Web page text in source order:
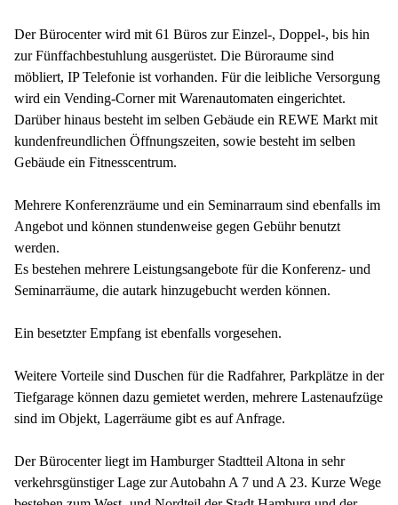
Der Bürocenter wird mit 61 Büros zur Einzel-, Doppel-, bis hin
zur Fünffachbestuhlung ausgerüstet. Die Büroraume sind
möbliert, IP Telefonie ist vorhanden. Für die leibliche Versorgung
wird ein Vending-Corner mit Warenautomaten eingerichtet.
Darüber hinaus besteht im selben Gebäude ein REWE Markt mit
kundenfreundlichen Öffnungszeiten, sowie besteht im selben
Gebäude ein Fitnesscentrum.
Mehrere Konferenzräume und ein Seminarraum sind ebenfalls im
Angebot und können stundenweise gegen Gebühr benutzt
werden.
Es bestehen mehrere Leistungsangebote für die Konferenz- und
Seminarräume, die autark hinzugebucht werden können.
Ein besetzter Empfang ist ebenfalls vorgesehen.
Weitere Vorteile sind Duschen für die Radfahrer, Parkplätze in der
Tiefgarage können dazu gemietet werden, mehrere Lastenaufzüge
sind im Objekt, Lagerräume gibt es auf Anfrage.
Der Bürocenter liegt im Hamburger Stadtteil Altona in sehr
verkehrsgünstiger Lage zur Autobahn A 7 und A 23. Kurze Wege